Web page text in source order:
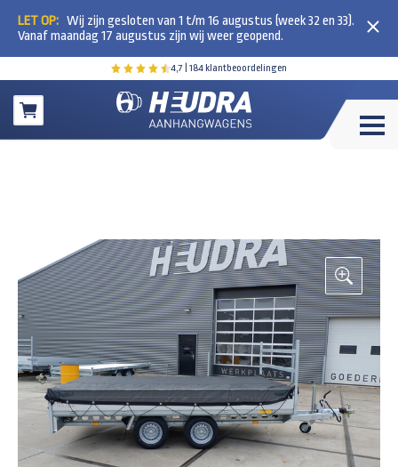
4,7 | 184 klantbeoordelingen
Winkelwagen
LET OP: Wij zijn gesloten van 1 t/m 16 augustus (week 32 en 33).
Vanaf maandag 17 augustus zijn wij weer geopend.